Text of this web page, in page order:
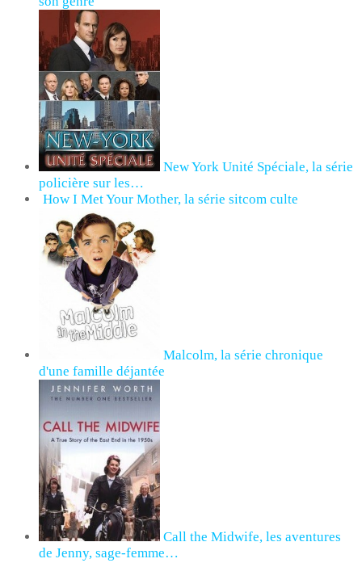
New York Unité Spéciale, la série
policière sur les…
How I Met Your Mother, la série sitcom culte
Malcolm, la série chronique
d'une famille déjantée
Call the Midwife, les aventures
de Jenny, sage-femme…